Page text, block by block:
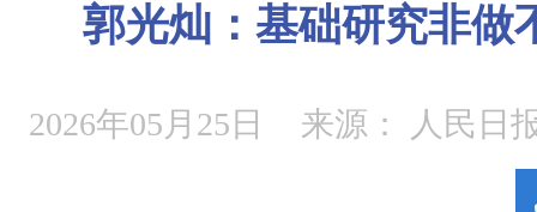
郭光灿：基础研究非做
2026年05月25日 来源： 人民日